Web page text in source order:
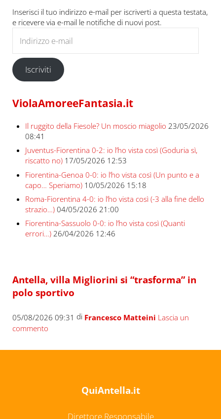
Inserisci il tuo indirizzo e-mail per iscriverti a questa testata,
e ricevere via e-mail le notifiche di nuovi post.
Iscriviti
ViolaAmoreeFantasia.it
Il ruggito della Fiesole? Un moscio miagolio 23/05/2026
08:41
Juventus-Fiorentina 0-2: io l’ho vista così (Goduria sì,
riscatto no) 17/05/2026 12:53
Fiorentina-Genoa 0-0: io l’ho vista così (Un punto e a
capo… Speriamo) 10/05/2026 15:18
Roma-Fiorentina 4-0: io l’ho vista così (-3 alla fine dello
strazio…) 04/05/2026 21:00
Fiorentina-Sassuolo 0-0: io l’ho vista così (Quanti
errori…) 26/04/2026 12:46
Antella, villa Migliorini si “trasforma” in
polo sportivo
05/08/2026 09:31 di Francesco Matteini Lascia un
commento
QuiAntella.it
Direttore Responsabile